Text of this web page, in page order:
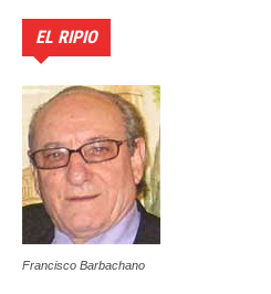
EL RIPIO
Francisco Barbachano